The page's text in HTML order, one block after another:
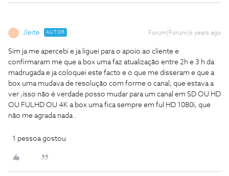
Jleite AUTOR Forum|Forum|6 years ago
Sim ja me apercebi e ja liguei para o apoio ao cliente e
confirmaram me que a box uma faz atualização entre 2h e 3 h da
madrugada e ja coloquei este facto e o que me disseram e que a
box uma mudava de resolução com forme o canal, que estava a
ver ,isso não é verdade posso mudar para um canal em SD OU HD
OU FULHD OU 4K a box uma fica sempre em ful HD 1080i, que
não me agrada nada .
1 pessoa gostou